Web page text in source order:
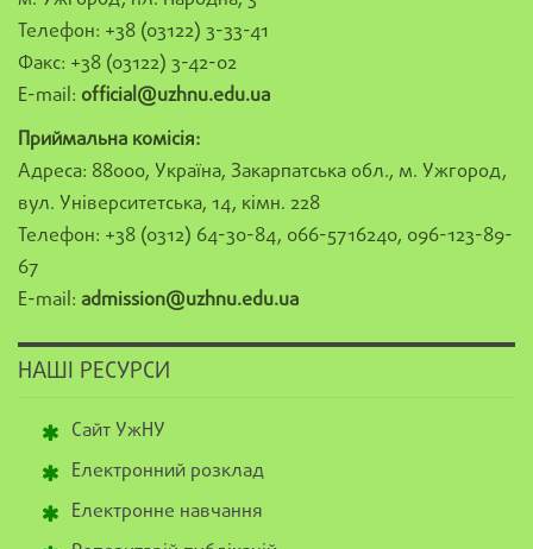
Телефон: +38 (03122) 3-33-41
Факс: +38 (03122) 3-42-02
E-mail: official@uzhnu.edu.ua
Приймальна комісія:
Адреса: 88000, Україна, Закарпатська обл., м. Ужгород,
вул. Університетська, 14, кімн. 228
Телефон: +38 (0312) 64-30-84, 066-5716240, 096-123-89-
67
E-mail: admission@uzhnu.edu.ua
НАШІ РЕСУРСИ
Сайт УжНУ
Електронний розклад
Електронне навчання